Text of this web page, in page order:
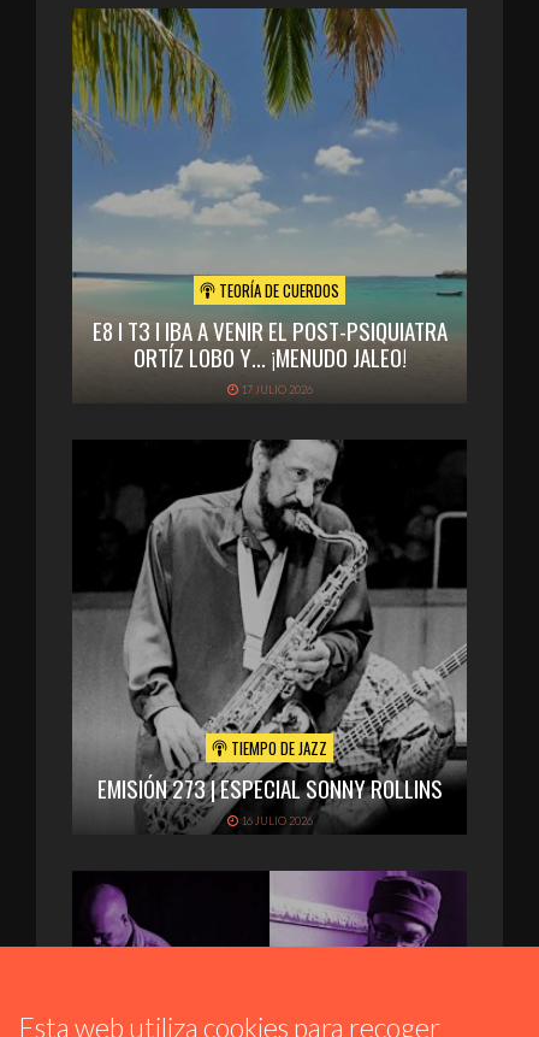
TEORÍA DE CUERDOS
E8 I T3 I IBA A VENIR EL POST-PSIQUIATRA
ORTÍZ LOBO Y… ¡MENUDO JALEO!
17 JULIO 2026
TIEMPO DE JAZZ
EMISIÓN 273 | ESPECIAL SONNY ROLLINS
16 JULIO 2026
Esta web utiliza cookies para recoger